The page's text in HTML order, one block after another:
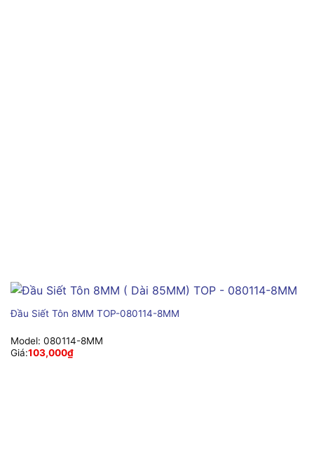
Đầu Siết Tôn 8MM TOP-080114-8MM
Model: 080114-8MM
Giá:103,000₫